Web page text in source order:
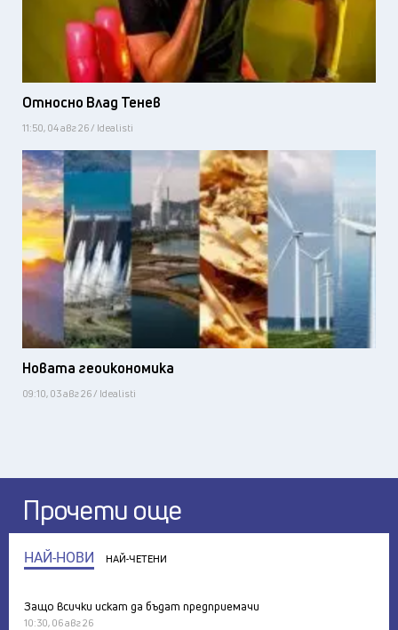
Относно Влад Тенев
11:50, 04 авг 26 / Idealisti
Новата геоикономика
09:10, 03 авг 26 / Idealisti
Прочети още
НАЙ-НОВИ НАЙ-ЧЕТЕНИ
Защо всички искат да бъдат предприемачи
10:30, 06 авг 26